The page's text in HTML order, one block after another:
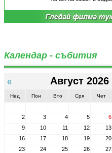
Календар - събития
Август 2026
Нед Пон Вто Сря Чет
2
3 4 5 6
9
10 11 12 13
16
17 18 19 20
23
24 25 26 27